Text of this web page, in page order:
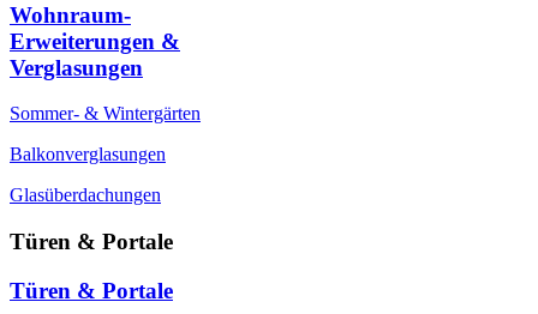
Wohnraum-
Erweiterungen &
Verglasungen
Sommer- & Wintergärten
Balkonverglasungen
Glasüberdachungen
Türen & Portale
Türen & Portale